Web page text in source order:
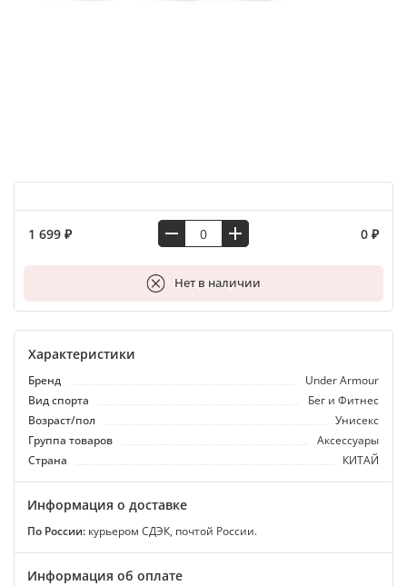
1 699 ₽ 0 ₽
Нет в наличии
В корзину
Характеристики
Бренд
Under Armour
Вид спорта
Бег и Фитнес
Возраст/пол
Унисекс
Группа товаров
Аксессуары
Страна
КИТАЙ
Информация о доставке
По России: курьером СДЭК, почтой России.
Информация об оплате